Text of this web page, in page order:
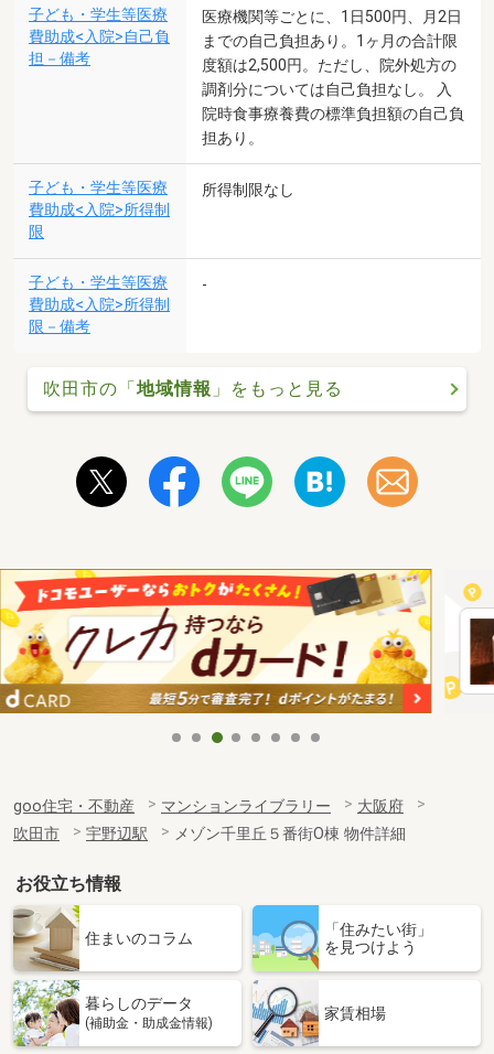
子ども・学生等医療
費助成<入院>自己負
担－備考
医療機関等ごとに、1日500円、月2日
までの自己負担あり。1ヶ月の合計限
度額は2,500円。ただし、院外処方の
調剤分については自己負担なし。 入
院時食事療養費の標準負担額の自己負
担あり。
子ども・学生等医療
費助成<入院>所得制
限
所得制限なし
子ども・学生等医療
費助成<入院>所得制
限－備考
-
吹田市の「 地域情報 」をもっと見る
goo住宅・不動産 マンションライブラリー
大阪府
吹田市
宇野辺駅 メゾン千里丘５番街O棟 物件詳細
お役立ち情報
住まいのコラム
「住みたい街」
を見つけよう
暮らしのデータ
(補助金・助成金情報)
家賃相場